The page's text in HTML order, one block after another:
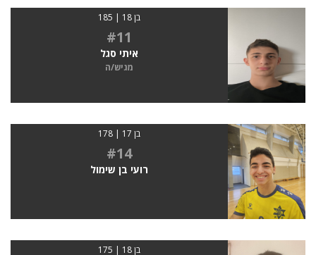
בן 18 | 185
#11
איתי סגל
מגיש/ה
בן 17 | 178
#14
רועי בן שימול
בן 18 | 175